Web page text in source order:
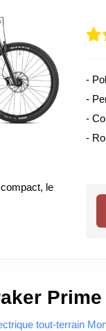
-
-
-
-
le
Prime
tout-terrain